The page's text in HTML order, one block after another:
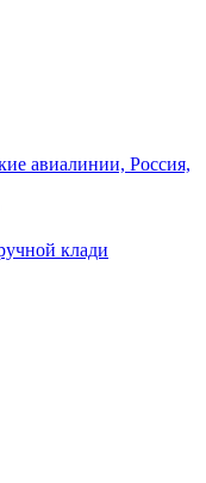
авиалинии, Россия,
клади